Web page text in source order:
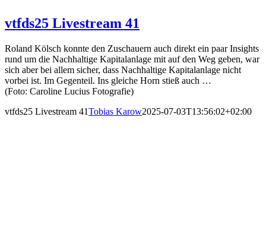
vtfds25 Livestream 41
Roland Kölsch konnte den Zuschauern auch direkt ein paar Insights
rund um die Nachhaltige Kapitalanlage mit auf den Weg geben, war
sich aber bei allem sicher, dass Nachhaltige Kapitalanlage nicht
vorbei ist. Im Gegenteil. Ins gleiche Horn stieß auch …
(Foto: Caroline Lucius Fotografie)
vtfds25 Livestream 41Tobias Karow2025-07-03T13:56:02+02:00